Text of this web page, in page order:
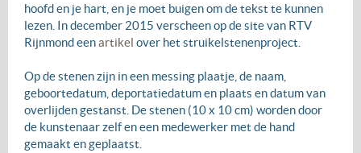
hoofd en je hart, en je moet buigen om de tekst te kunnen
lezen. In december 2015 verscheen op de site van RTV
Rijnmond eenartikel over het struikelstenenproject.
Op de stenen zijn in een messing plaatje, de naam,
geboortedatum, deportatiedatum en plaats en datum van
overlijden gestanst. De stenen (10 x 10 cm) worden door
de kunstenaar zelf en een medewerker met de hand
gemaakt en geplaatst.